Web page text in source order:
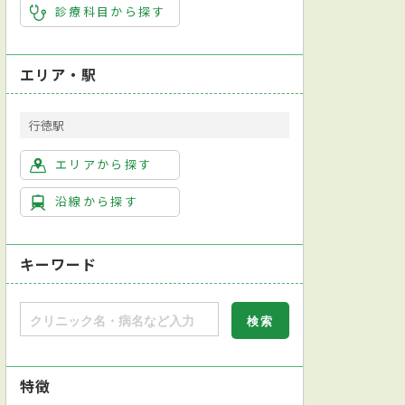
診療科目から探す
エリア・駅
行徳駅
エリアから探す
沿線から探す
キーワード
特徴